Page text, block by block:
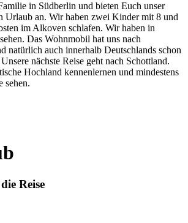
in Südberlin und bieten Euch unser
Urlaub an. Wir haben zwei Kinder mit 8 und
im Alkoven schlafen. Wir haben in
Das Wohnmobil hat uns nach
natürlich auch innerhalb Deutschlands schon
nächste Reise geht nach Schottland.
Hochland kennenlernen und mindestens
sehen.
Reise